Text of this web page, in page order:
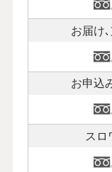
お届け
お申込
スロ